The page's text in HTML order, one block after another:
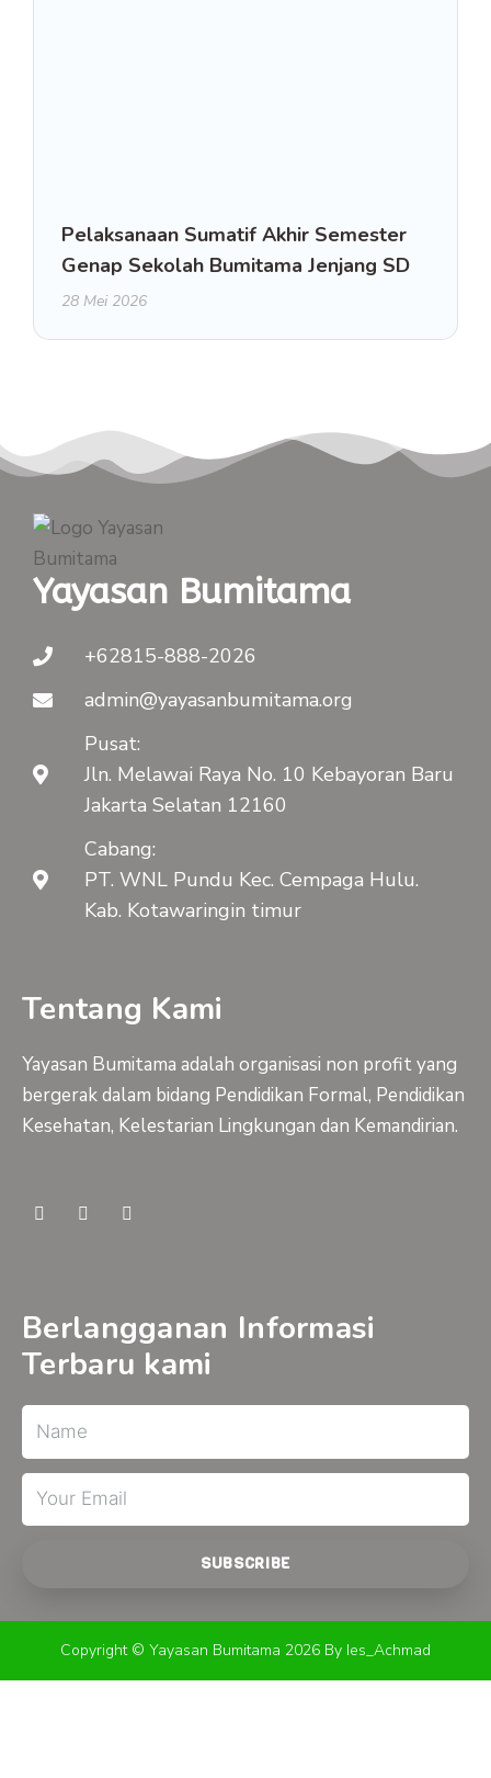
Pelaksanaan Sumatif Akhir Semester
Genap Sekolah Bumitama Jenjang SD
28 Mei 2026
Yayasan Bumitama
+62815-888-2026
admin@yayasanbumitama.org
Pusat:
Jln. Melawai Raya No. 10 Kebayoran Baru
Jakarta Selatan 12160
Cabang:
PT. WNL Pundu Kec. Cempaga Hulu.
Kab. Kotawaringin timur
Tentang Kami
Yayasan Bumitama adalah organisasi non profit yang
bergerak dalam bidang Pendidikan Formal, Pendidikan
Kesehatan, Kelestarian Lingkungan dan Kemandirian.
F
a
k
-
f
Y
o
I
n
a
m
Berlangganan Informasi
Terbaru kami
Name
Email
SUBSCRIBE
Copyright © Yayasan Bumitama 2026 By Ies_Achmad